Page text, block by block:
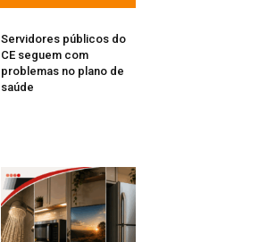
Servidores públicos do
CE seguem com
problemas no plano de
saúde